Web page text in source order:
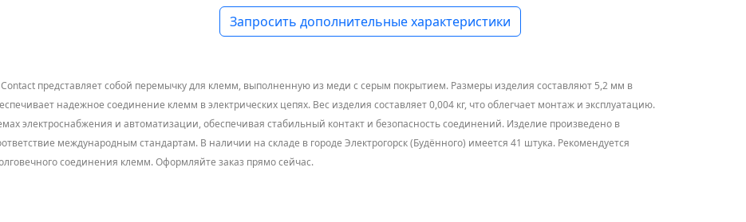
Запросить дополнительные характеристики
Contact представляет собой перемычку для клемм, выполненную из меди с серым покрытием. Размеры изделия составляют 5,2 мм в
надежное соединение клемм в электрических цепях. Вес изделия составляет 0,004 кг, что облегчает монтаж и эксплуатацию.
электроснабжения и автоматизации, обеспечивая стабильный контакт и безопасность соединений. Изделие произведено в
международным стандартам. В наличии на складе в городе Электрогорск (Будённого) имеется 41 штука. Рекомендуется
соединения клемм. Оформляйте заказ прямо сейчас.